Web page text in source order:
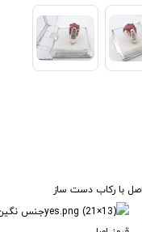
با رکاب دست ساز
جنس